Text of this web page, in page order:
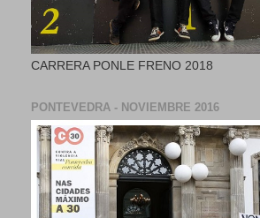
CARRERA PONLE FRENO 2018
PONTEVEDRA - NOVIEMBRE 2016